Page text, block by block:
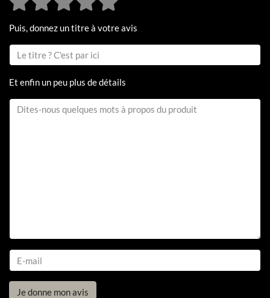
Puis, donnez un titre à votre avis
Et enfin un peu plus de détails
Je donne mon avis